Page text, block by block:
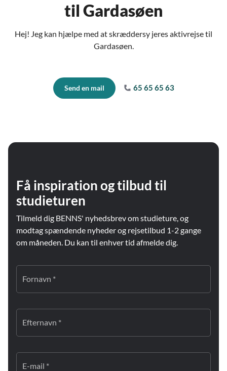
til Gardasøen
Hej! Jeg kan hjælpe med at skræddersy jeres aktivrejse til
Gardasøen.
Send en mail 65 65 65 63
Få inspiration og tilbud til
studieturen
Tilmeld dig BENNS' nyhedsbrev om studieture, og
modtag spændende nyheder og rejsetilbud 1-2 gange
om måneden. Du kan til enhver tid afmelde dig.
Fornavn *
Efternavn *
E-mail *